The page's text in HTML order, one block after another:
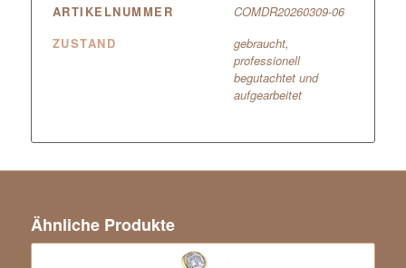
ARTIKELNUMMER
COMDR20260309-06
ZUSTAND
gebraucht,
professionell
begutachtet und
aufgearbeitet
Ähnliche Produkte